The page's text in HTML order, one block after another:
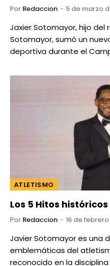
Por Redaccion 5 de marzo
Jaxier Sotomayor, hijo del
Sotomayor, sumó un
deportiva durante el
ATLETISMO
Los 5 Hitos
Por Redaccion 16 de
Javier Sotomayor es una
emblemáticas del
reconocido en la